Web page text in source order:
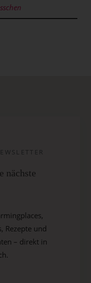
nächste
Rezepte und
– direkt in